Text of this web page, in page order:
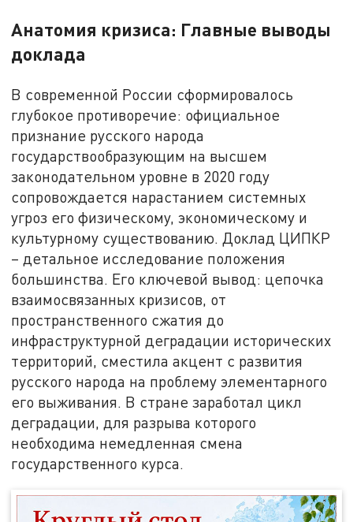
Анатомия кризиса: Главные выводы
доклада
В современной России сформировалось
глубокое противоречие: официальное
признание русского народа
государствообразующим на высшем
законодательном уровне в 2020 году
сопровождается нарастанием системных
угроз его физическому, экономическому и
культурному существованию. Доклад ЦИПКР
– детальное исследование положения
большинства. Его ключевой вывод: цепочка
взаимосвязанных кризисов, от
пространственного сжатия до
инфраструктурной деградации исторических
территорий, сместила акцент с развития
русского народа на проблему элементарного
его выживания. В стране заработал цикл
деградации, для разрыва которого
необходима немедленная смена
государственного курса.